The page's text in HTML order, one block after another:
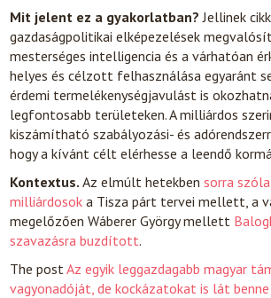
Mit jelent ez a gyakorlatban?Jellinek
gazdaságpolitikai elképezelések
mesterséges intelligencia és a várhatóan
helyes és célzott felhasználása egyaránt
érdemi termelékenységjavulást is
legfontosabb területeken. A milliárdos
kiszámítható szabályozási- és
hogy a kívánt célt elérhesse a leendő
Kontextus.Az elmúlt hetekbensorra
milliárdosok a Tisza párt tervei mellett, a
megelőzően Wáberer György mellett
szavazásra buzdított.
The postAz egyik leggazdagabb magyar
vagyonadóját, de kockázatokat is lát benne